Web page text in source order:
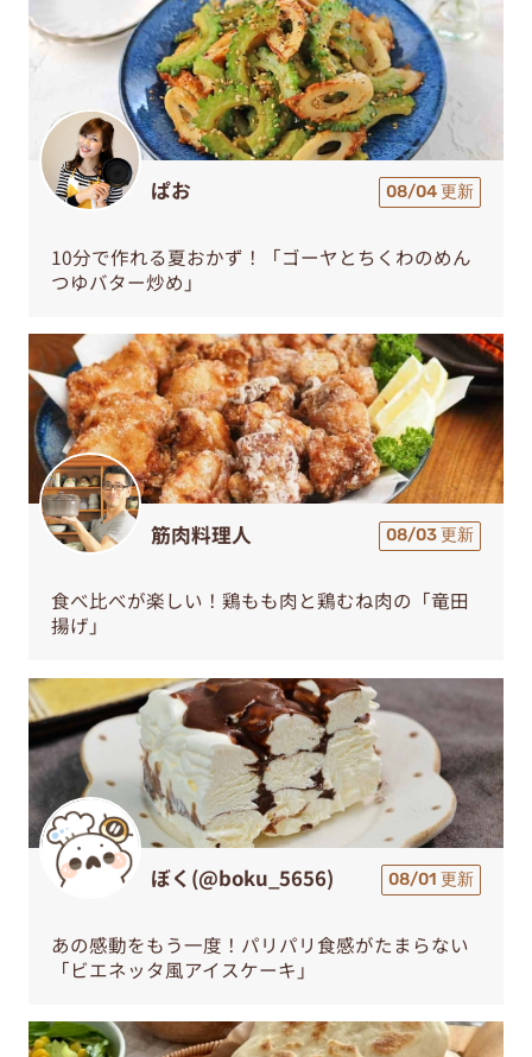
ぱお 08/04 更新
10分で作れる夏おかず！「ゴーヤとちくわのめん
つゆバター炒め」
筋肉料理人 08/03 更新
食べ比べが楽しい！鶏もも肉と鶏むね肉の「竜田
揚げ」
ぼく(@boku_5656) 08/01 更新
あの感動をもう一度！パリパリ食感がたまらない
「ビエネッタ風アイスケーキ」